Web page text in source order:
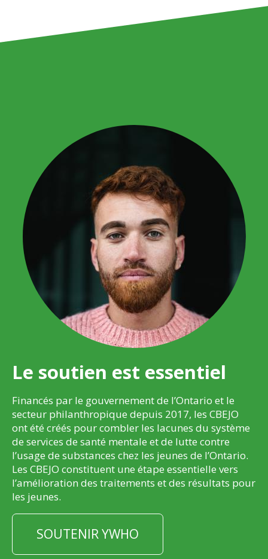
Le soutien est essentiel
Financés par le gouvernement de l’Ontario et le
secteur philanthropique depuis 2017, les CBEJO
ont été créés pour combler les lacunes du système
de services de santé mentale et de lutte contre
l’usage de substances chez les jeunes de l’Ontario.
Les CBEJO constituent une étape essentielle vers
l’amélioration des traitements et des résultats pour
les jeunes.
SOUTENIR YWHO